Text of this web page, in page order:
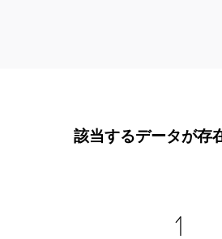
該当するデータが存